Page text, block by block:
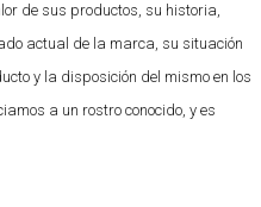
de sus productos, su historia,
actual de la marca, su situación
y la disposición del mismo en los
a un rostro conocido, y es